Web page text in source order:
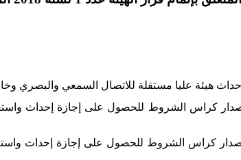
المستقلة للاتصال السمعي والبصري عدد 1 لسنة 2014 المؤرخ في 5مارس 2014 والمتعلق بإصدار كراس
المستقلة للاتصال السمعي والبصري عدد 2 لسنة 2014 المؤرخ في 5 مارس 2014 والمتعلق بإصدار كراس